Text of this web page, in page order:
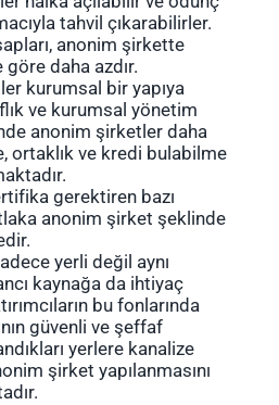
tahvil çıkarabilirler.
anonim şirkette
daha azdır.
kurumsal bir yapıya
ve kurumsal yönetim
anonim şirketler daha
ortaklık ve kredi bulabilme
gerektiren bazı
anonim şirket şeklinde
yerli değil aynı
kaynağa da ihtiyaç
bu fonlarında
güvenli ve şeffaf
yerlere kanalize
şirket yapılanmasını